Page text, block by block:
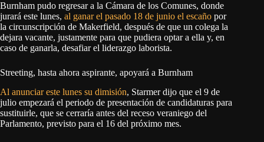
Burnham pudo regresar a la Cámara de los Comunes, donde
jurará este lunes, al ganar el pasado 18 de junio el escaño por
la circunscripción de Makerfield, después de que un colega la
dejara vacante, justamente para que pudiera optar a ella y, en
caso de ganarla, desafiar el liderazgo laborista.
Streeting, hasta ahora aspirante, apoyará a Burnham
Al anunciar este lunes su dimisión, Starmer dijo que el 9 de
julio empezará el periodo de presentación de candidaturas para
sustituirle, que se cerraría antes del receso veraniego del
Parlamento, previsto para el 16 del próximo mes.